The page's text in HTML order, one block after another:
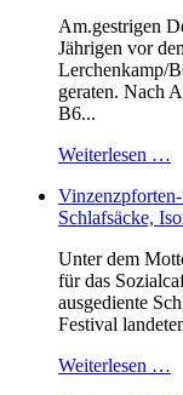
Am.gestrigen
Jährigen vor
Lerchenkamp/
geraten. Nach
B6...
Weiterlesen …
Schlafsäcke,
Unter dem
für das
ausgediente
Festival
Weiterlesen …